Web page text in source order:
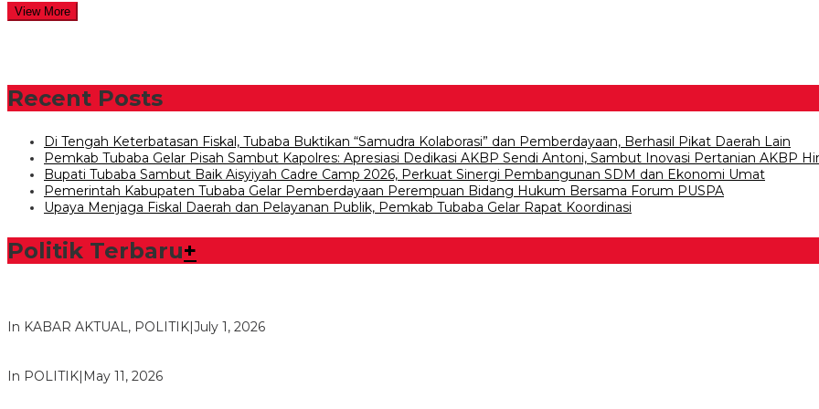
View More
Recent Posts
Di Tengah Keterbatasan Fiskal, Tubaba Buktikan “Samudra Kolaborasi” dan Pemberdayaan, Berhasil Pikat Daerah Lain
Pemkab Tubaba Gelar Pisah Sambut Kapolres: Apresiasi Dedikasi AKBP Sendi Antoni, Sambut Inovasi Pertanian AKBP
Bupati Tubaba Sambut Baik Aisyiyah Cadre Camp 2026, Perkuat Sinergi Pembangunan SDM dan Ekonomi Umat
Pemerintah Kabupaten Tubaba Gelar Pemberdayaan Perempuan Bidang Hukum Bersama Forum PUSPA
Upaya Menjaga Fiskal Daerah dan Pelayanan Publik, Pemkab Tubaba Gelar Rapat Koordinasi
Politik Terbaru+
In KABAR AKTUAL, POLITIK July 1, 2026
In POLITIK May 11, 2026